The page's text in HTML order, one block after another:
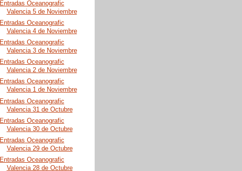
Entradas Oceanografic
Valencia 5 de Noviembre
Entradas Oceanografic
Valencia 4 de Noviembre
Entradas Oceanografic
Valencia 3 de Noviembre
Entradas Oceanografic
Valencia 2 de Noviembre
Entradas Oceanografic
Valencia 1 de Noviembre
Entradas Oceanografic
Valencia 31 de Octubre
Entradas Oceanografic
Valencia 30 de Octubre
Entradas Oceanografic
Valencia 29 de Octubre
Entradas Oceanografic
Valencia 28 de Octubre